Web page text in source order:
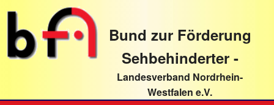
direkt
Textinhalt
Bund zur Förderung
Sehbehinderter -
Landesverband Nordrhein-
Westfalen e.V.